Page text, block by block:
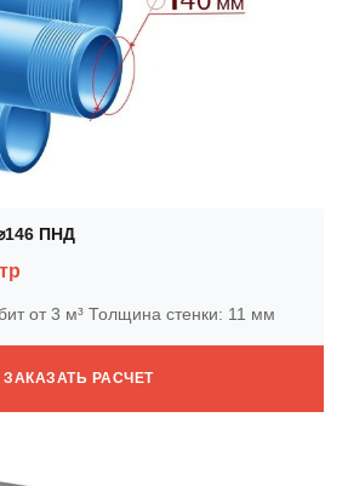
ПНД
от 3 м³ Толщина стенки: 11 мм
ЗАКАЗАТЬ РАСЧЕТ